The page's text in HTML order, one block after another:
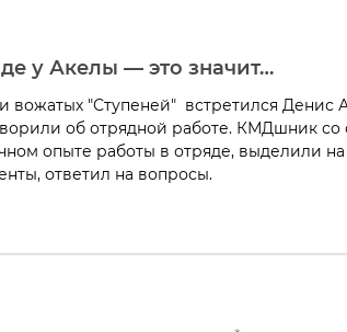
у Акелы — это значит…
вожатых "Ступеней" встретился Денис
об отрядной работе. КМДшник со
опыте работы в отряде, выделили на
ответил на вопросы.